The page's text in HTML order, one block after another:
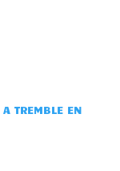
TREMBLE EN